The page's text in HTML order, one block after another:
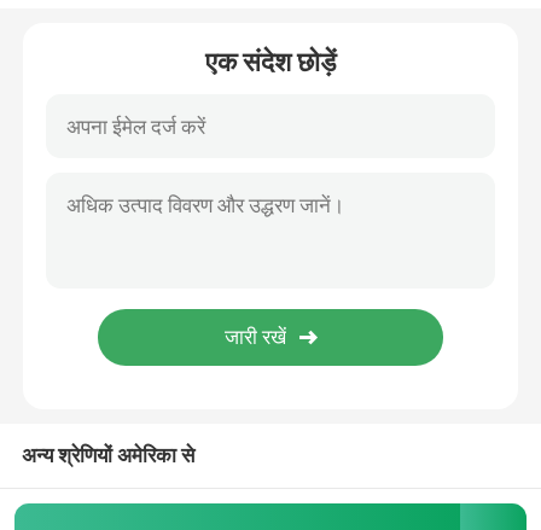
बॉयलर एयर प्रीहीटर
बॉयलर स्टील ट्यूब
निर्बाध स्टेनलेस ट्यूब
औद्योगिक चक्रवात विभाजक
एक संदेश छोड़ें
अन्य श्रेणियों अमेरिका से